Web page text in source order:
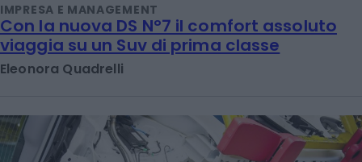
IMPRESA E MANAGEMENT
Con la nuova DS N°7 il comfort assoluto
viaggia su un Suv di prima classe
Eleonora Quadrelli